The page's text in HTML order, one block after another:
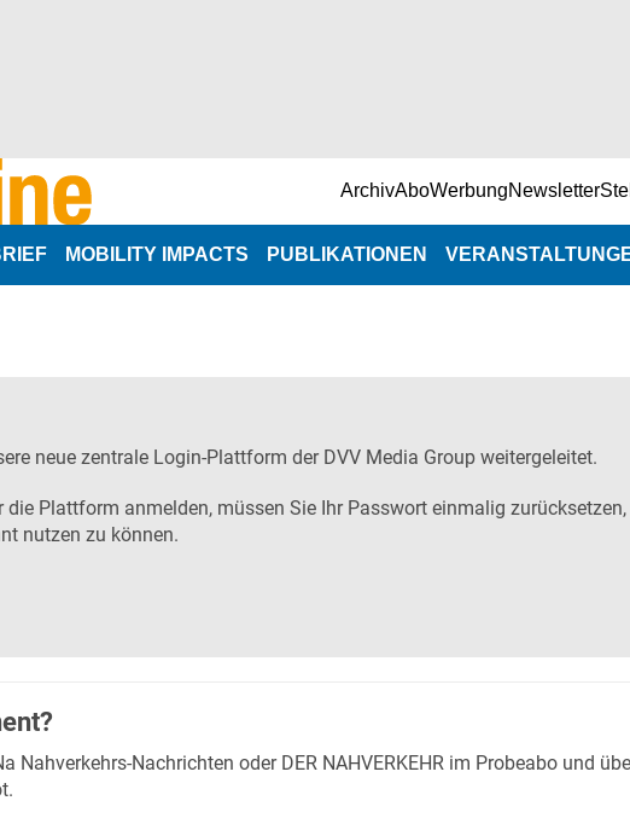
ArchivAboWerbungNewsletter
MOBILITY IMPACTS PUBLIKATIONEN
neue zentrale Login-Plattform der DVV Media Group weitergeleitet.
Plattform anmelden, müssen Sie Ihr Passwort einmalig
nutzen zu können.
Nahverkehrs-Nachrichten oder DER NAHVERKEHR im Probeabo und